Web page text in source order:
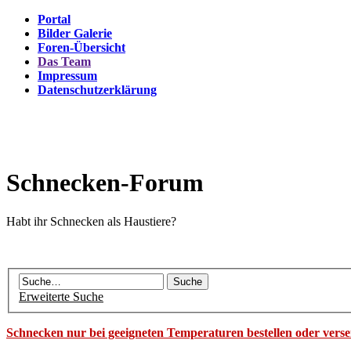
Portal
Bilder Galerie
Foren-Übersicht
Das Team
Impressum
Datenschutzerklärung
Schnecken-Forum
Habt ihr Schnecken als Haustiere?
Erweiterte Suche
Schnecken nur bei geeigneten Temperaturen bestellen oder